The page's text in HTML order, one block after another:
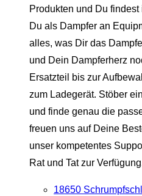
Produkten und Du
Du als Dampfer an
alles, was Dir das
und Dein Dampferherz
Ersatzteil bis zur
zum Ladegerät. Stöber
und finde genau die
freuen uns auf Deine
unser kompetentes
Rat und Tat zur
18650